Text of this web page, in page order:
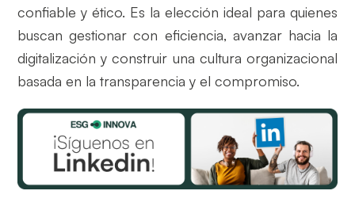
confiable y ético. Es la elección ideal para quienes
buscan gestionar con eficiencia, avanzar hacia la
digitalización y construir una cultura organizacional
basada en la transparencia y el compromiso.